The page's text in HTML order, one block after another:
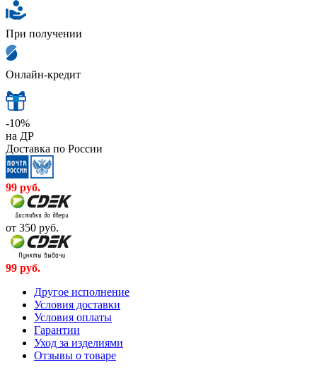
При получении
Онлайн-кредит
-10%
на ДР
Доставка по России
99 руб.
от 350 руб.
99 руб.
Другое исполнение
Условия доставки
Условия оплаты
Гарантии
Уход за изделиями
Отзывы о товаре